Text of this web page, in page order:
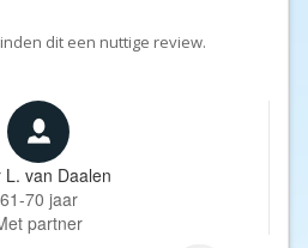
dit een nuttige review.
L. van Daalen
61-70 jaar
partner